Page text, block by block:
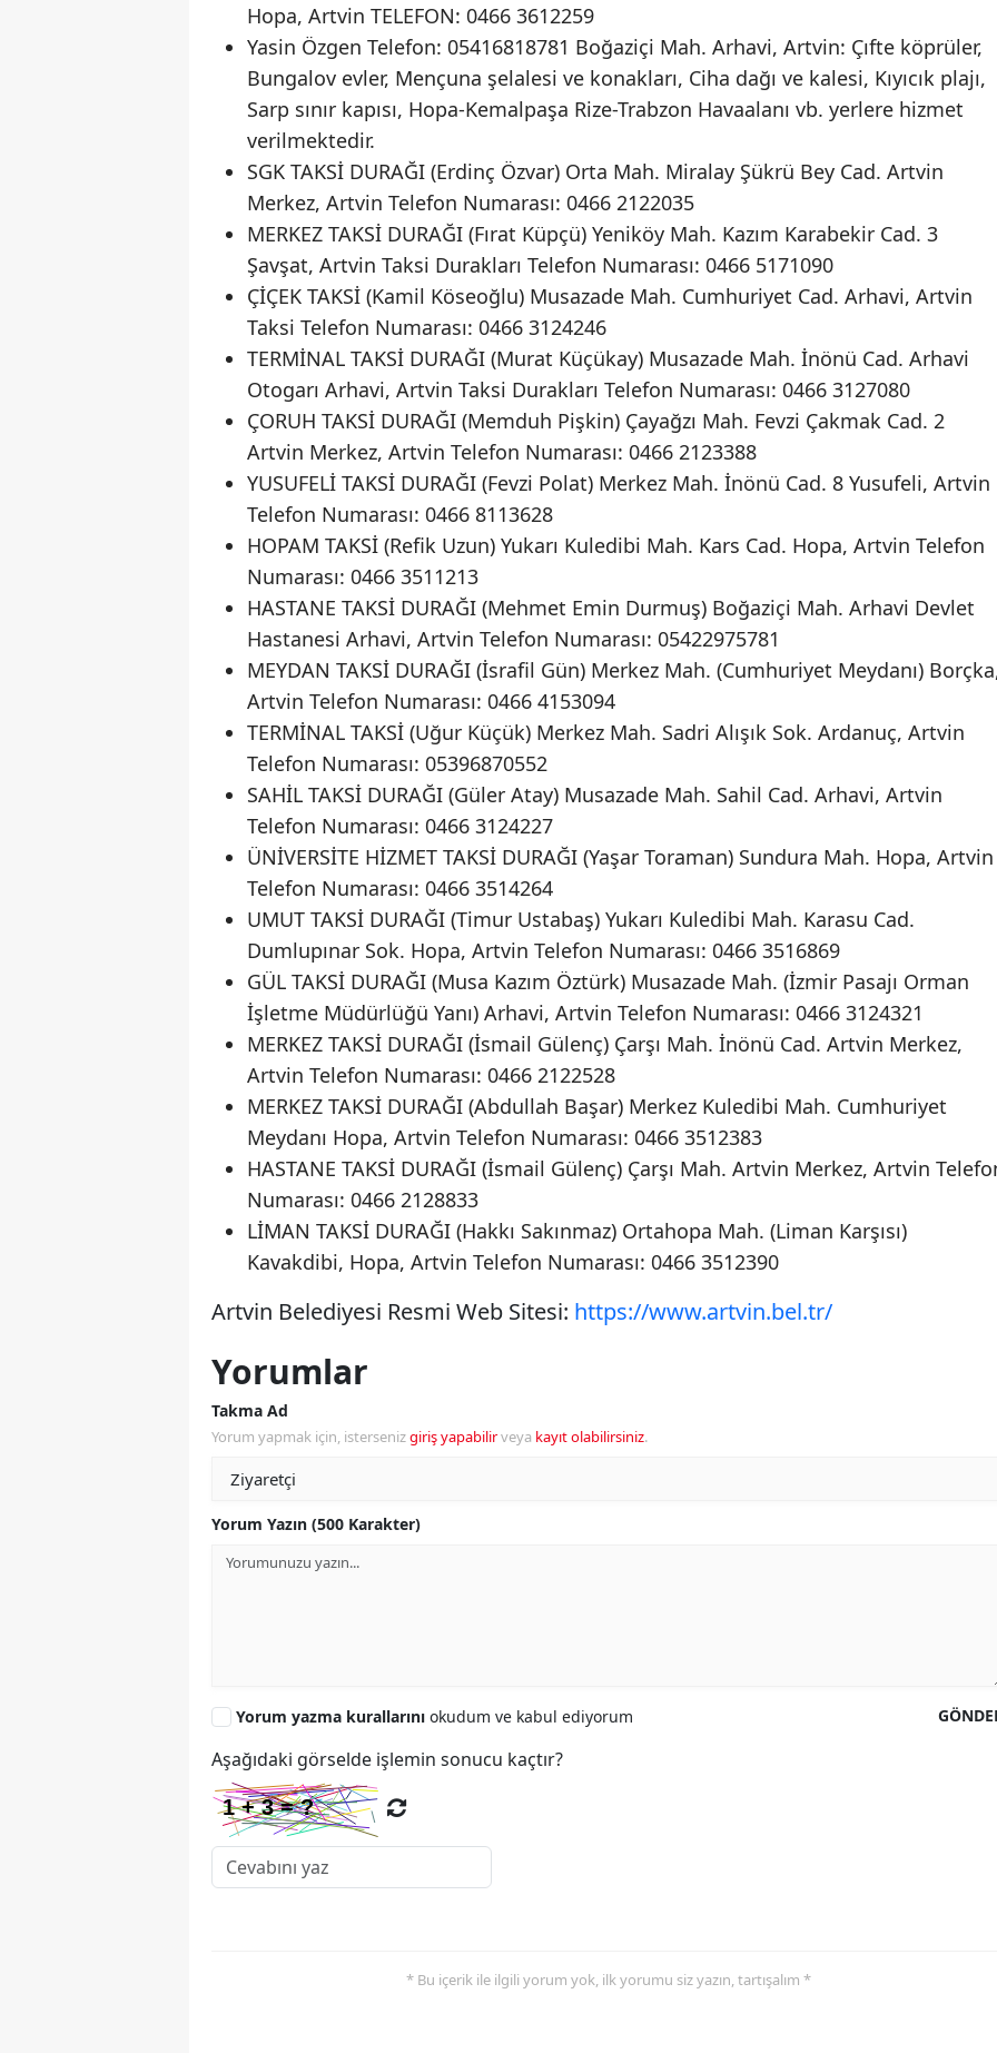
Hopa, Artvin TELEFON: 0466 3612259
Yasin Özgen Telefon: 05416818781 Boğaziçi Mah. Arhavi, Artvin: Çıfte köprüler,
Bungalov evler, Mençuna şelalesi ve konakları, Ciha dağı ve kalesi, Kıyıcık plajı,
Sarp sınır kapısı, Hopa-Kemalpaşa Rize-Trabzon Havaalanı vb. yerlere hizmet
verilmektedir.
SGK TAKSİ DURAĞI (Erdinç Özvar) Orta Mah. Miralay Şükrü Bey Cad. Artvin
Merkez, Artvin Telefon Numarası: 0466 2122035
MERKEZ TAKSİ DURAĞI (Fırat Küpçü) Yeniköy Mah. Kazım Karabekir Cad. 3
Şavşat, Artvin Taksi Durakları Telefon Numarası: 0466 5171090
ÇİÇEK TAKSİ (Kamil Köseoğlu) Musazade Mah. Cumhuriyet Cad. Arhavi, Artvin
Taksi Telefon Numarası: 0466 3124246
TERMİNAL TAKSİ DURAĞI (Murat Küçükay) Musazade Mah. İnönü Cad. Arhavi
Otogarı Arhavi, Artvin Taksi Durakları Telefon Numarası: 0466 3127080
ÇORUH TAKSİ DURAĞI (Memduh Pişkin) Çayağzı Mah. Fevzi Çakmak Cad. 2
Artvin Merkez, Artvin Telefon Numarası: 0466 2123388
YUSUFELİ TAKSİ DURAĞI (Fevzi Polat) Merkez Mah. İnönü Cad. 8 Yusufeli, Artvin
Telefon Numarası: 0466 8113628
HOPAM TAKSİ (Refik Uzun) Yukarı Kuledibi Mah. Kars Cad. Hopa, Artvin Telefon
Numarası: 0466 3511213
HASTANE TAKSİ DURAĞI (Mehmet Emin Durmuş) Boğaziçi Mah. Arhavi Devlet
Hastanesi Arhavi, Artvin Telefon Numarası: 05422975781
MEYDAN TAKSİ DURAĞI (İsrafil Gün) Merkez Mah. (Cumhuriyet Meydanı)
Artvin Telefon Numarası: 0466 4153094
TERMİNAL TAKSİ (Uğur Küçük) Merkez Mah. Sadri Alışık Sok. Ardanuç, Artvin
Telefon Numarası: 05396870552
SAHİL TAKSİ DURAĞI (Güler Atay) Musazade Mah. Sahil Cad. Arhavi, Artvin
Telefon Numarası: 0466 3124227
ÜNİVERSİTE HİZMET TAKSİ DURAĞI (Yaşar Toraman) Sundura Mah. Hopa, Artvin
Telefon Numarası: 0466 3514264
UMUT TAKSİ DURAĞI (Timur Ustabaş) Yukarı Kuledibi Mah. Karasu Cad.
Dumlupınar Sok. Hopa, Artvin Telefon Numarası: 0466 3516869
GÜL TAKSİ DURAĞI (Musa Kazım Öztürk) Musazade Mah. (İzmir Pasajı Orman
İşletme Müdürlüğü Yanı) Arhavi, Artvin Telefon Numarası: 0466 3124321
MERKEZ TAKSİ DURAĞI (İsmail Gülenç) Çarşı Mah. İnönü Cad. Artvin Merkez,
Artvin Telefon Numarası: 0466 2122528
MERKEZ TAKSİ DURAĞI (Abdullah Başar) Merkez Kuledibi Mah. Cumhuriyet
Meydanı Hopa, Artvin Telefon Numarası: 0466 3512383
HASTANE TAKSİ DURAĞI (İsmail Gülenç) Çarşı Mah. Artvin Merkez, Artvin
Numarası: 0466 2128833
LİMAN TAKSİ DURAĞI (Hakkı Sakınmaz) Ortahopa Mah. (Liman Karşısı)
Kavakdibi, Hopa, Artvin Telefon Numarası: 0466 3512390
Artvin Belediyesi Resmi Web Sitesi: https://www.artvin.bel.tr/
Yorumlar
Takma Ad
Yorum yapmak için, istersenizgiriş yapabilirveya kayıt olabilirsiniz.
Yorum Yazın (500 Karakter)
Yorum yazma kurallarını okudum ve kabul ediyorum
Aşağıdaki görselde işlemin sonucu kaçtır?
* Bu içerik ile ilgili yorum yok, ilk yorumu siz yazın, tartışalım *